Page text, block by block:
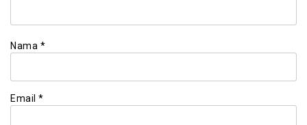
Nama *
Email *